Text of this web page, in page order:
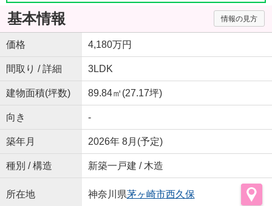
基本情報 情報の見方
価格 4,180万円
間取り / 詳細 3LDK
建物面積(坪数) 89.84㎡(27.17坪)
向き -
築年月 2026年 8月(予定)
種別 / 構造 新築一戸建 / 木造
所在地 神奈川県茅ヶ崎市西久保